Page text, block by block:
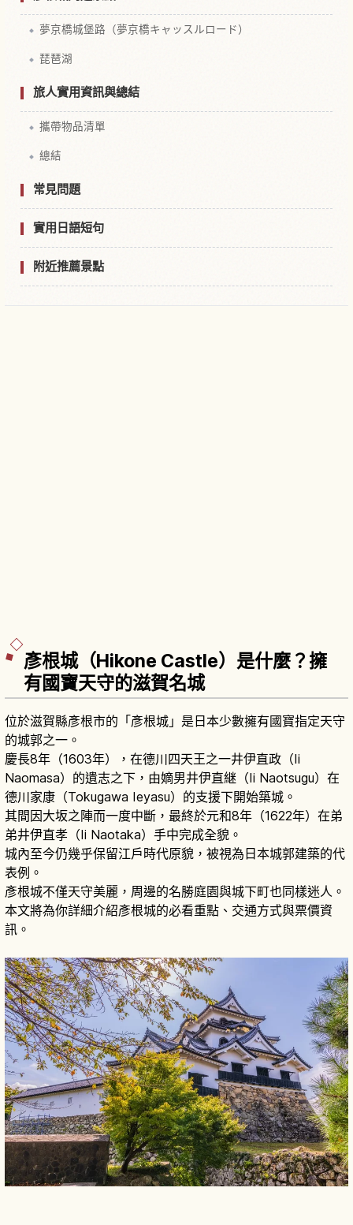
夢京橋城堡路（夢京橋キャッスルロード）
琵琶湖
旅人實用資訊與總結
攜帶物品清單
總結
常見問題
實用日語短句
附近推薦景點
彥根城（Hikone Castle）是什麼？擁
有國寶天守的滋賀名城
位於滋賀縣彥根市的「彥根城」是日本少數擁有國寶指定天守
的城郭之一。
慶長8年（1603年），在德川四天王之一井伊直政（Ii
Naomasa）的遺志之下，由嫡男井伊直継（Ii Naotsugu）在
德川家康（Tokugawa Ieyasu）的支援下開始築城。
其間因大坂之陣而一度中斷，最終於元和8年（1622年）在弟
弟井伊直孝（Ii Naotaka）手中完成全貌。
城內至今仍幾乎保留江戶時代原貌，被視為日本城郭建築的代
表例。
彥根城不僅天守美麗，周邊的名勝庭園與城下町也同樣迷人。
本文將為你詳細介紹彥根城的必看重點、交通方式與票價資
訊。